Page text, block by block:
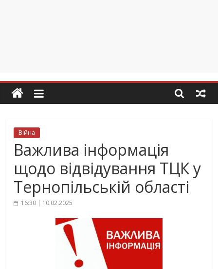
Війна
Важлива інформація
щодо відвідування ТЦК у
Тернопільській області
16:30 | 10.02.2025